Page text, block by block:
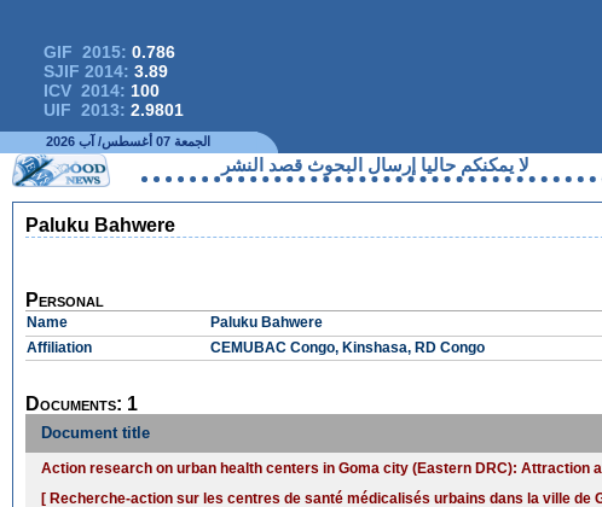
GIF 2015: 0.786
SJIF 2014: 3.89
ICV 2014: 100
UIF 2013: 2.9801
الجمعة 07 أغسطس/ آب 2026
لا يمكنكم حاليا إرسال البحوث قصد النشر
Paluku Bahwere
Personal
Name
Paluku Bahwere
Affiliation
CEMUBAC Congo, Kinshasa, RD Congo
Documents: 1
Document title
Action research on urban health centers in Goma city (Eastern DRC): Attraction
[ Recherche-action sur les centres de santé médicalisés urbains dans la ville de